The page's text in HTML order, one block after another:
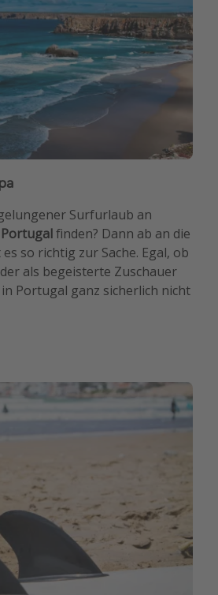
Surfurlaub an
finden? Dann ab an die
so richtig zur Sache. Egal, ob
als begeisterte Zuschauer
Portugal ganz sicherlich nicht